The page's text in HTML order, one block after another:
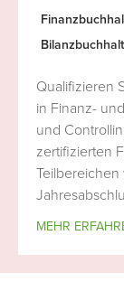
Qualifizieren
in Finanz-
und
zertifizierten
Teilbereichen
MEHR